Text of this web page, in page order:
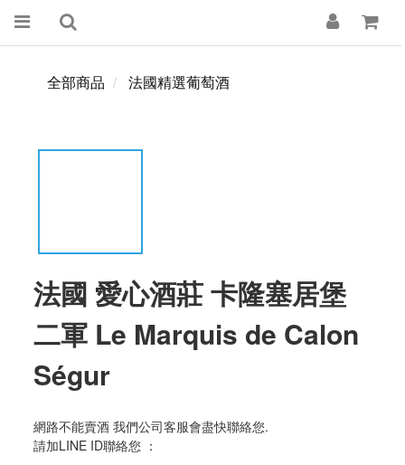
全部商品 法國精選葡萄酒
法國 愛心酒莊 卡隆塞居堡
二軍 Le Marquis de Calon
Ségur
網路不能賣酒 我們公司客服會盡快聯絡您.
請加LINE ID聯絡您 ：